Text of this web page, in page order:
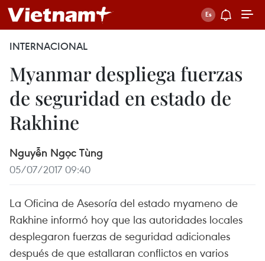
INTERNACIONAL
Myanmar despliega fuerzas
de seguridad en estado de
Rakhine
Nguyễn Ngọc Tùng
05/07/2017 09:40
La Oficina de Asesoría del estado myameno de
Rakhine informó hoy que las autoridades locales
desplegaron fuerzas de seguridad adicionales
después de que estallaran conflictos en varios